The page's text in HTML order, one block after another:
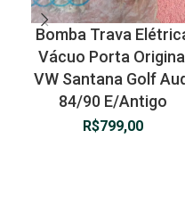
Bomba Trava
Vácuo Porta Original
VW Santana Golf
84/90 E/Antigo
R$799,00